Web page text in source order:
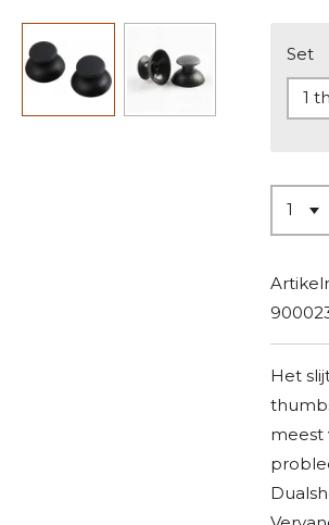
Set
Het
meest